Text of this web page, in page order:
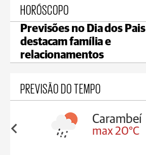
HORÓSCOPO
Previsões no Dia dos Pais
destacam família e
relacionamentos
PREVISÃO DO TEMPO
18°C
Carambeí
max 20°C